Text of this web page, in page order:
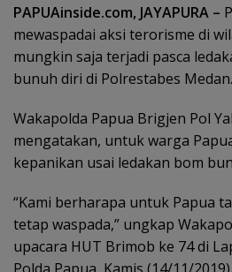
PAPUAinside.com, JAYAPURA –
mewaspadai aksi terorisme di
mungkin saja terjadi pasca
bunuh diri di Polrestabes Medan.
Wakapolda Papua Brigjen Pol
mengatakan, untuk warga
kepanikan usai ledakan bom
“Kami berharapa untuk Papua
tetap waspada,” ungkap
upacara HUT Brimob ke 74 di